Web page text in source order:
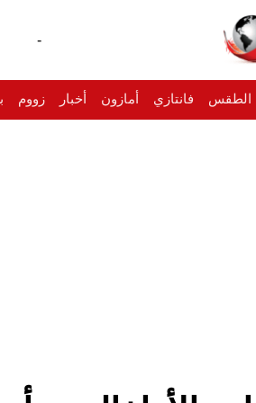
-
الطقس فانتازي أمازون أخبار زووم